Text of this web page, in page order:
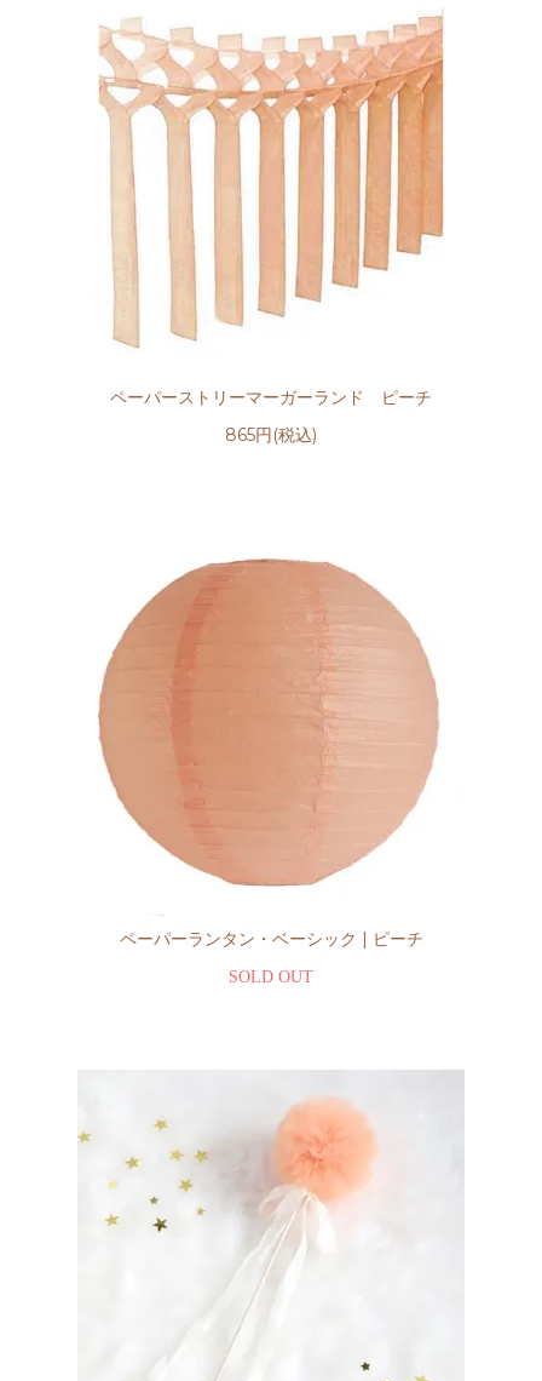
ペーパーストリーマーガーランド ピーチ
865円(税込)
ペーパーランタン・ベーシック | ピーチ
SOLD OUT